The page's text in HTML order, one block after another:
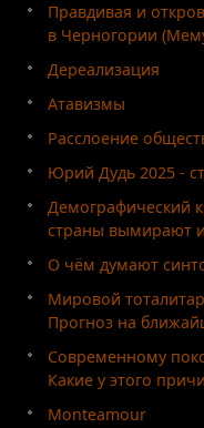
Правдивая и
в Черногории
Дереализация
Атавизмы
Расслоение
Юрий Дудь 2025 -
Демографический
страны вымирают и
О чём думают
Мировой
Прогноз на
Современному
Какие у этого
Monteamour